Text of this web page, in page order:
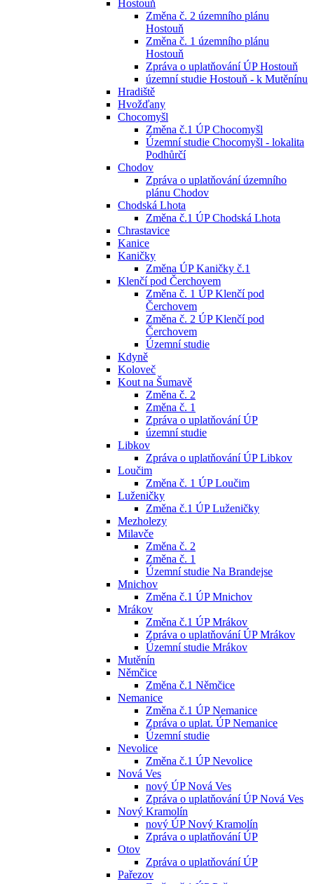
Hostouň
Změna č. 2 územního plánu
Hostouň
Změna č. 1 územního plánu
Hostouň
Zpráva o uplatňování ÚP Hostouň
územní studie Hostouň - k Mutěnínu
Hradiště
Hvožďany
Chocomyšl
Změna č.1 ÚP Chocomyšl
Územní studie Chocomyšl - lokalita
Podhůrčí
Chodov
Zpráva o uplatňování územního
plánu Chodov
Chodská Lhota
Změna č.1 ÚP Chodská Lhota
Chrastavice
Kanice
Kaničky
Změna ÚP Kaničky č.1
Klenčí pod Čerchovem
Změna č. 1 ÚP Klenčí pod
Čerchovem
Změna č. 2 ÚP Klenčí pod
Čerchovem
Územní studie
Kdyně
Koloveč
Kout na Šumavě
Změna č. 2
Změna č. 1
Zpráva o uplatňování ÚP
územní studie
Libkov
Zpráva o uplatňování ÚP Libkov
Loučim
Změna č. 1 ÚP Loučim
Luženičky
Změna č.1 ÚP Luženičky
Mezholezy
Milavče
Změna č. 2
Změna č. 1
Územní studie Na Brandejse
Mnichov
Změna č.1 ÚP Mnichov
Mrákov
Změna č.1 ÚP Mrákov
Zpráva o uplatňování ÚP Mrákov
Územní studie Mrákov
Mutěnín
Němčice
Změna č.1 Němčice
Nemanice
Změna č.1 ÚP Nemanice
Zpráva o uplat. ÚP Nemanice
Územní studie
Nevolice
Změna č.1 ÚP Nevolice
Nová Ves
nový ÚP Nová Ves
Zpráva o uplatňování ÚP Nová Ves
Nový Kramolín
nový ÚP Nový Kramolín
Zpráva o uplatňování ÚP
Otov
Zpráva o uplatňování ÚP
Pařezov